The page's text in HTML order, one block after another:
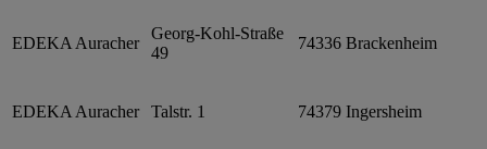
EDEKA Auracher
Georg-Kohl-Straße
49
74336 Brackenheim
EDEKA Auracher Talstr. 1 74379 Ingersheim